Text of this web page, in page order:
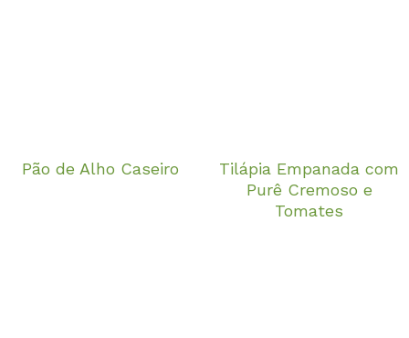
Pão de Alho Caseiro
Tilápia Empanada com
Purê Cremoso e
Tomates